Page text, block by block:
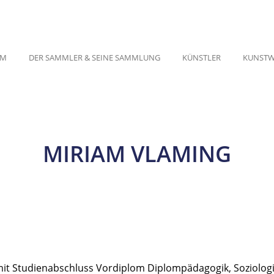
DER SAMMLER & SEINE SAMMLUNG KÜNSTLER
MIRIAM VLAMING
Studienabschluss Vordiplom Diplompädagogik,